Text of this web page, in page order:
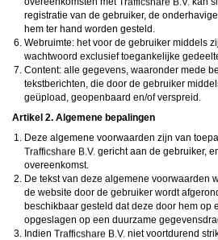
jouw kind seksueel getinte content of andere
internet tegenkomt.
Via deze website verleent
chatdiensten voor entertainmentdoeleinden. Om
maken, heb je credits nodig. Je ontvangt er bij
daarna dien je voor credits te betalen. De kosten
bestelling van credits en op de paginaKosten.
behoudt zich het recht voor om
maken en namens deze profielen berichten aan
gefingeerd zijn. Deze gefingeerde profielen zijn
profiel zijn dan ook niet mogelijk.
Deze site wordt beschermd door reCAPTCHA, het
Voorwaardenvan Google zijn van toepassing.
hanteert een beschermplan met
bescherming nemen van consumenten die de
mogelijk niet begrijpen. Het beschermplan houdt
derden een toegangsverbod voor jou kunnen
je aan op de paginaToegangsverbod.
Op het gebruik van deze website zijn dealgemene
registratie van de gebruiker, de
hem ter hand worden gesteld.
Webruimte: het voor de gebruiker middels
wachtwoord exclusief toegankelijke
Content: alle gegevens, waaronder mede
tekstberichten, die door de gebruiker
geüpload, geopenbaard en/of verspreid.
Artikel 2. Algemene bepalingen
Deze algemene voorwaarden zijn van
gericht aan de gebruiker,
overeenkomst.
De tekst van deze algemene voorwaarden
de website door de gebruiker wordt
beschikbaar gesteld dat deze door hem op
opgeslagen op een duurzame
Indien
niet voortdurend